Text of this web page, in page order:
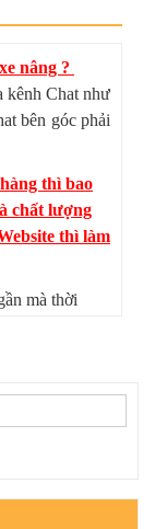
nâng ?
kênh Chat như
bên góc phải
thì bao
chất lượng
thì làm
mà thời